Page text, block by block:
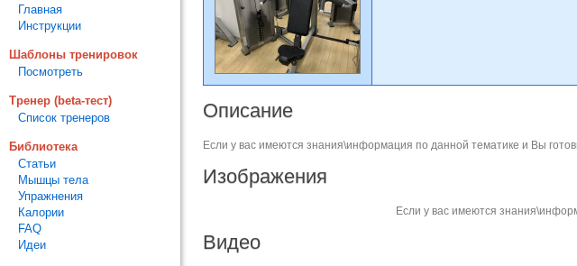
Описание
Если у вас имеются знания\информация по данной тематике и Вы
Изображения
Если у вас имеются
Видео
Главная
Инструкции
Шаблоны тренировок
Посмотреть
Тренер (beta-тест)
Список тренеров
Библиотека
Статьи
Мышцы тела
Упражнения
Калории
FAQ
Идеи